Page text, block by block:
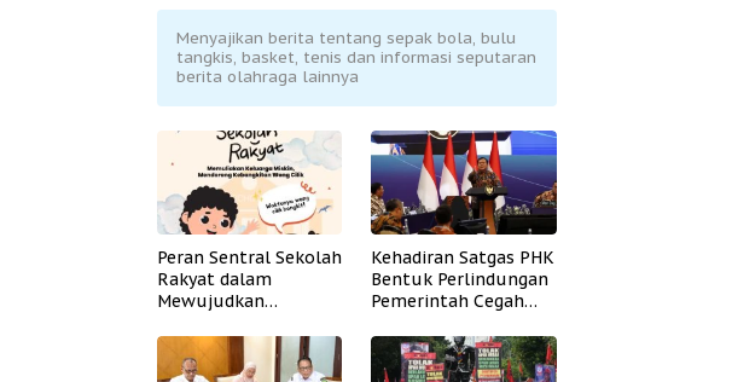
Menyajikan berita tentang sepak bola, bulu
tangkis, basket, tenis dan informasi seputaran
berita olahraga lainnya
Peran Sentral Sekolah
Rakyat dalam
Mewujudkan
Kehadiran Satgas PHK
Bentuk Perlindungan
Pemerintah Cegah